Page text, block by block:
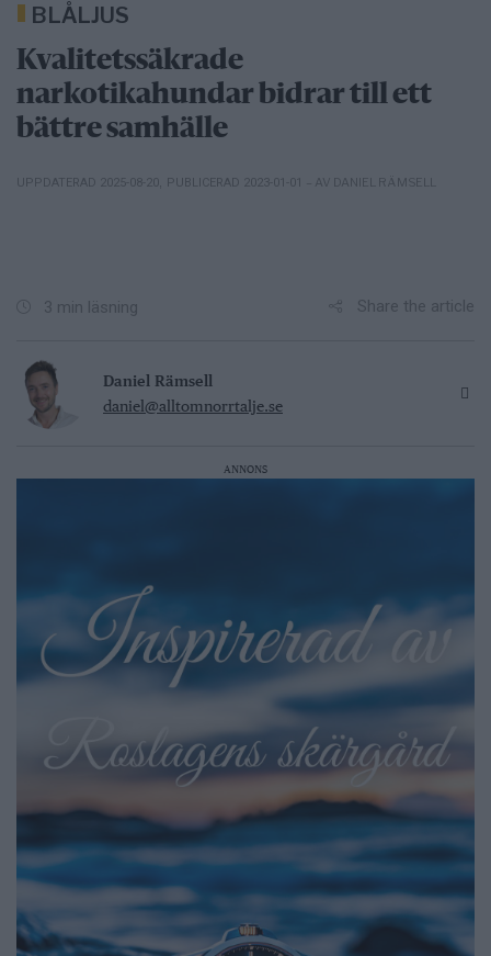
BLÅLJUS
Kvalitetssäkrade
narkotikahundar bidrar till ett
bättre samhälle
UPPDATERAD 2025-08-20 PUBLICERAD 2023-01-01 – AV DANIEL RÄMSELL
3 min läsning Share the article
Daniel Rämsell
daniel@alltomnorrtalje.se
ANNONS